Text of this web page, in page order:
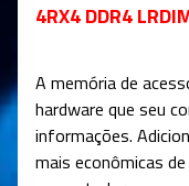
4RX4 DDR4
A memória de
hardware que seu
informações.
mais econômicas